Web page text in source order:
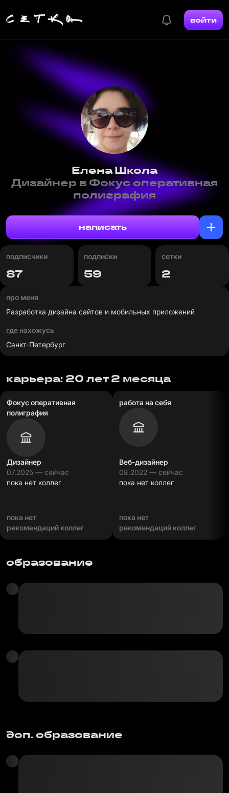
войти
Елена Школа
Дизайнер в Фокус оперативная
полиграфия
написать
подписчики
87
подписки
59
сетки
2
про меня
Разработка дизайна сайтов и мобильных приложений
где нахожусь
Санкт-Петербург
карьера: 20 лет 2 месяца
Фокус оперативная
полиграфия
Дизайнер
07.2025 — сейчас
пока нет коллег
пока нет
рекомендаций коллег
работа на себя
Веб-дизайнер
08.2022 — сейчас
пока нет коллег
пока нет
рекомендаций коллег
образование
доп. образование